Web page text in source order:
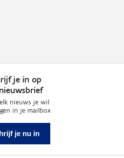
je in op
nieuws je wil
in je mailbox
je nu in